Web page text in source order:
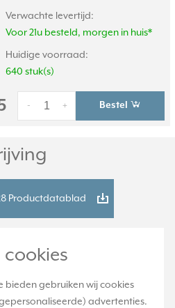
bieden gebruiken wij cookies
advertenties.
Verwachte levertijd:
Voor 21u besteld, morgen in huis*
Huidige voorraad:
640 stuk(s)
+
- Bestel
Productdatablad